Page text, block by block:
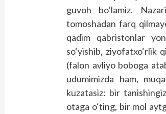
guvoh bo‘lamiz.
tomoshadan farq
qadim qabristonlar
so‘yishib, ziyofatxo‘rlik
(falon avliyo boboga
udumimizda ham,
kuzatasiz: bir
otaga o‘ting, bir mol